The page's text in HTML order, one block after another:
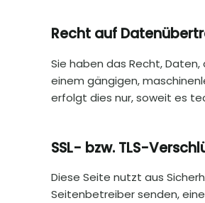
Recht auf
Sie haben das Recht,
einem gängigen,
erfolgt dies nur, soweit es
SSL- bzw. TLS-
Diese Seite nutzt aus
Seitenbetreiber senden, eine